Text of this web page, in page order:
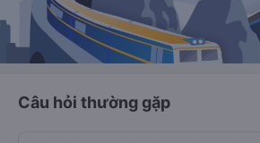
Câu hỏi thường gặp